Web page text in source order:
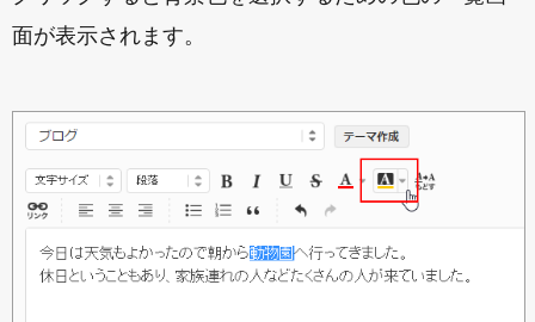
面が表示されます。